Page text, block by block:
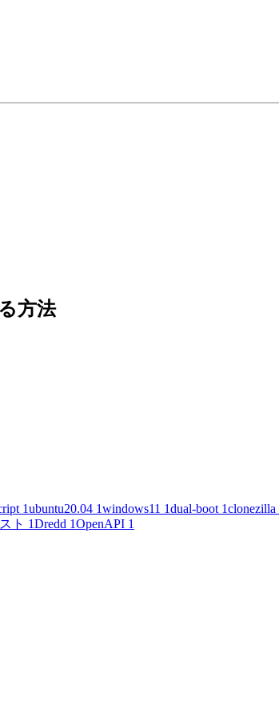
方法
1ubuntu20.04 1windows11 1dual-boot 1clonezilla
ト 1Dredd 1OpenAPI 1